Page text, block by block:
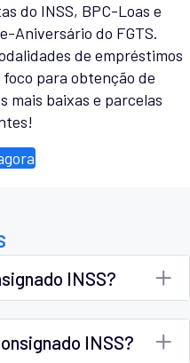
do INSS, BPC-Loas e
Aniversário do FGTS.
de empréstimos
para obtenção de
mais baixas e parcelas
INSS?
INSS?